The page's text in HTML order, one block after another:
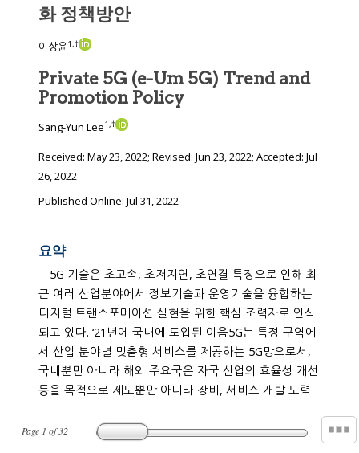
Page 1 of32
화 정책방안
이상윤1,†
Private 5G (e-Um 5G) Trend and
Promotion Policy
Sang-Yun Lee1,†
Received: May 23, 2022; Revised: Jun 23, 2022; Accepted: Jul
26, 2022
Published Online: Jul 31, 2022
요약
5G 기술은 초고속, 초저지연, 초연결 특징으로 인해 최
근 여러 산업분야에서 정보기술과 운영기술을 융합하는
디지털 트랜스포메이션 실현을 위한 핵심 조력자로 인식
되고 있다. ‘21년에 국내에 도입된 이음5G는 특정 구역에
서 산업 분야별 맞춤형 서비스를 제공하는 5G망으로서,
국내뿐만 아니라 해외 주요국은 자국 산업의 효율성 개선
등을 목적으로 제도뿐만 아니라 장비, 서비스 개발 노력